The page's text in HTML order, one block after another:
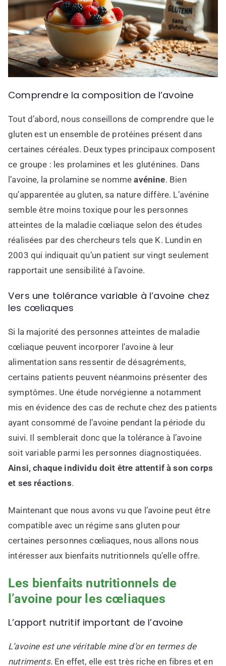
Comprendre la composition de l’avoine
Tout d’abord, nous conseillons de comprendre que le
gluten est un ensemble de protéines présent dans
certaines céréales. Deux types principaux composent
ce groupe : les prolamines et les gluténines. Dans
l’avoine, la prolamine se nommeavénine. Bien
qu’apparentée au gluten, sa nature diffère. L’avénine
semble être moins toxique pour les personnes
atteintes de la maladie cœliaque selon des études
réalisées par des chercheurs tels que K. Lundin en
2003 qui indiquait qu’un patient sur vingt seulement
rapportait une sensibilité à l’avoine.
Vers une tolérance variable à l’avoine chez
les cœliaques
Si la majorité des personnes atteintes de maladie
cœliaque peuvent incorporer l’avoine à leur
alimentation sans ressentir de désagréments,
certains patients peuvent néanmoins présenter des
symptômes. Une étude norvégienne a notamment
mis en évidence des cas de rechute chez des patients
ayant consommé de l’avoine pendant la période du
suivi. Il semblerait donc que la tolérance à l’avoine
soit variable parmi les personnes diagnostiquées.
Ainsi, chaque individu doit être attentif à son corps
et ses réactions.
Maintenant que nous avons vu que l’avoine peut être
compatible avec un régime sans gluten pour
certaines personnes cœliaques, nous allons nous
intéresser aux bienfaits nutritionnels qu’elle offre.
Les bienfaits nutritionnels de
l’avoine pour les cœliaques
L’apport nutritif important de l’avoine
L’avoine est une véritable mine d’or en termes de
nutriments. En effet, elle est très riche en fibres et en